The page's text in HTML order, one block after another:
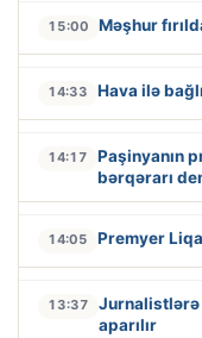
15:00 Məşhur
14:33 Hava ilə bağlı
14:17
Paşinyanın
bərqərarı
14:05 Premyer
13:37
Jurnalistlərə
aparılır